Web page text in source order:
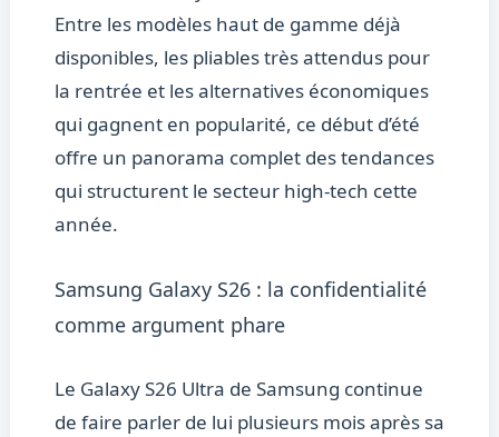
Entre les modèles haut de gamme déjà
disponibles, les pliables très attendus pour
la rentrée et les alternatives économiques
qui gagnent en popularité, ce début d’été
offre un panorama complet des tendances
qui structurent le secteur high-tech cette
année.
Samsung Galaxy S26 : la confidentialité
comme argument phare
Le Galaxy S26 Ultra de Samsung continue
de faire parler de lui plusieurs mois après sa